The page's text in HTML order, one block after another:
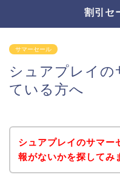
割引セ
サマーセール
シュアプレイの
ている方へ
シュアプレイのサマー
報がないかを探してみ